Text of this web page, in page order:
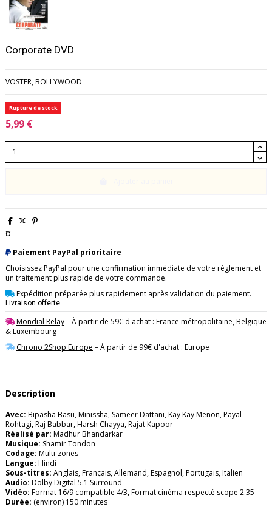
Corporate DVD
VOSTFR, BOLLYWOOD
Rupture de stock
5,99 €
¤
Paiement PayPal prioritaire
Choisissez PayPal pour une confirmation immédiate de votre règlement et
un traitement plus rapide de votre commande.
Expédition préparée plus rapidement après validation du paiement.
Livraison offerte
Mondial Relay– À partir de 59€ d'achat : France métropolitaine, Belgique
& Luxembourg
Chrono 2Shop Europe – À partir de 99€ d'achat : Europe
Description
Avec: Bipasha Basu, Minissha, Sameer Dattani, Kay Kay Menon, Payal
Rohtagi, Raj Babbar, Harsh Chayya, Rajat Kapoor
Réalisé par: Madhur Bhandarkar
Musique: Shamir Tondon
Codage: Multi-zones
Langue: Hindi
Sous-titres: Anglais, Français, Allemand, Espagnol, Portugais, Italien
Audio: Dolby Digital 5.1 Surround
Vidéo: Format 16/9 compatible 4/3, Format cinéma respecté scope 2.35
Durée: (environ) 150 minutes